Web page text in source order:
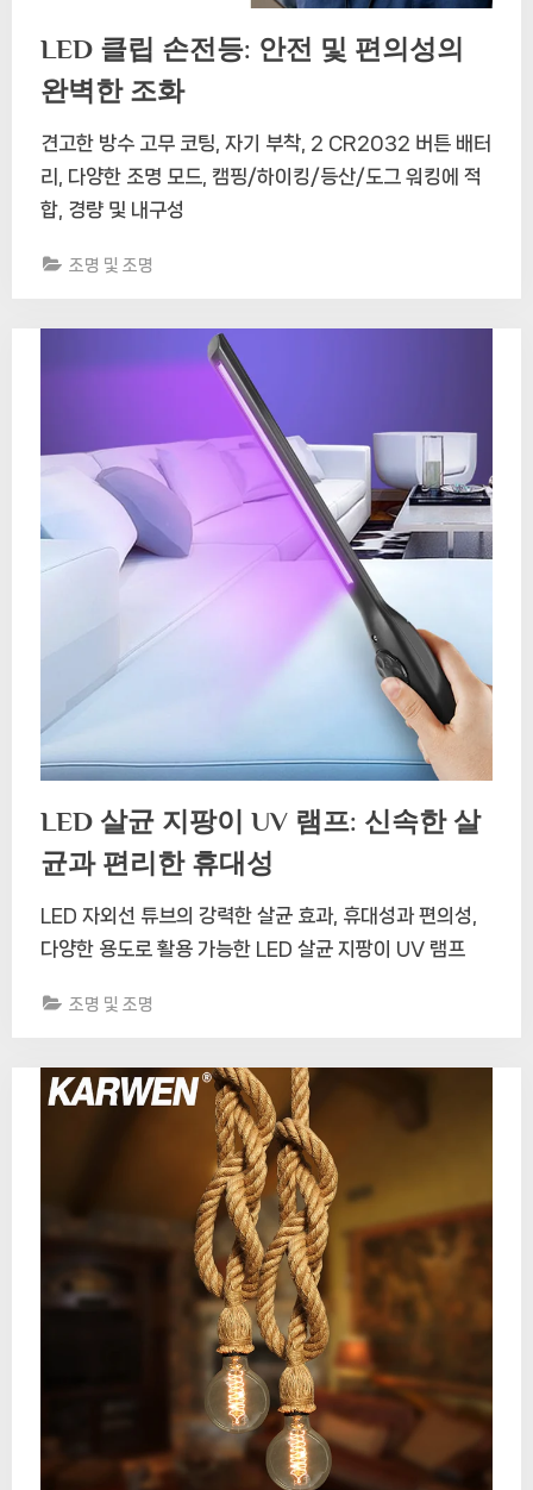
LED 클립 손전등: 안전 및 편의성의
완벽한 조화
견고한 방수 고무 코팅, 자기 부착, 2 CR2032 버튼 배터
리, 다양한 조명 모드, 캠핑/하이킹/등산/도그 워킹에 적
합, 경량 및 내구성
조명 및 조명
LED 살균 지팡이 UV 램프: 신속한 살
균과 편리한 휴대성
LED 자외선 튜브의 강력한 살균 효과, 휴대성과 편의성,
다양한 용도로 활용 가능한 LED 살균 지팡이 UV 램프
조명 및 조명